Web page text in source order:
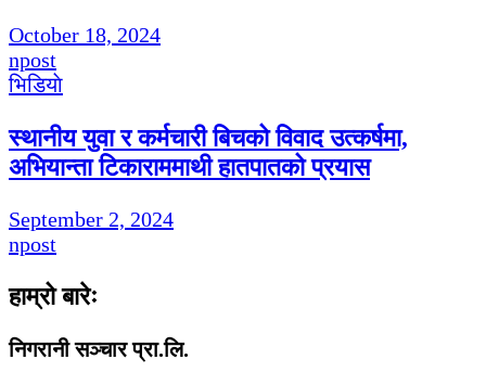
October 18, 2024
npost
भिडियाे
स्थानीय युवा र कर्मचारी बिचको विवाद उत्कर्षमा,
अभियान्ता टिकाराममाथी हातपातको प्रयास
September 2, 2024
npost
हाम्रो बारेः
निगरानी सञ्चार प्रा.लि.